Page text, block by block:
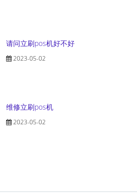
请问立刷pos机好不好
2023-05-02
维修立刷pos机
2023-05-02